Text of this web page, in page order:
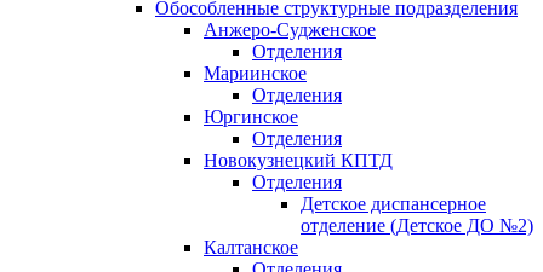
Обособленные структурные подразделения
Анжеро-Судженское
Отделения
Мариинское
Отделения
Юргинское
Отделения
Новокузнецкий КПТД
Отделения
Детское диспансерное
отделение (Детское ДО №2)
Калтанское